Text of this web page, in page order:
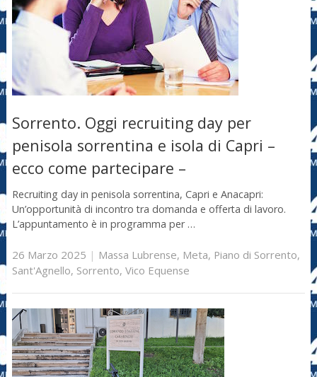
Sorrento. Oggi recruiting day per
penisola sorrentina e isola di Capri –
ecco come partecipare –
Recruiting day in penisola sorrentina, Capri e Anacapri:
Un’opportunità di incontro tra domanda e offerta di lavoro.
L’appuntamento è in programma per …
26 Marzo 2025 | Massa Lubrense, Meta, Piano di Sorrento,
Sant'Agnello, Sorrento, Vico Equense